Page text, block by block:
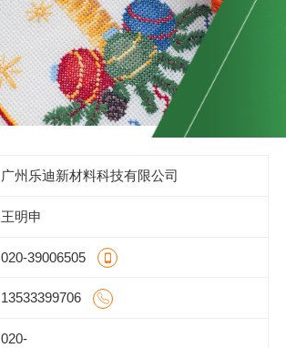
广州乐迪新材料科技有限公司
王明申
020-39006505
13533399706
020-